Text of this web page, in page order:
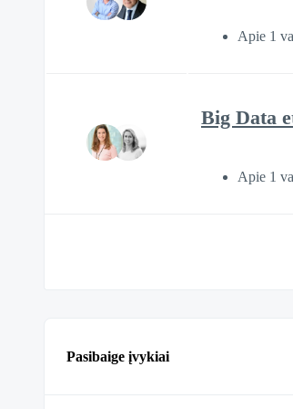
Apie 1
Big Data
Apie 1
Pasibaige įvykiai